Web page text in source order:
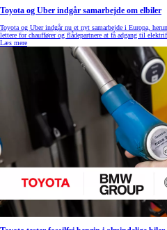
Toyota og Uber indgår samarbejde om elbiler
Toyota og Uber indgår nu et nyt samarbejde i Europa,
lettere for chauffører og flådepartnere at få adgang til
Læs mere